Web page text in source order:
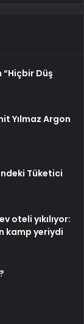
“Hiçbir Düş
Yılmaz Argon
Tüketici
oteli yıkılıyor:
kamp yeriydi